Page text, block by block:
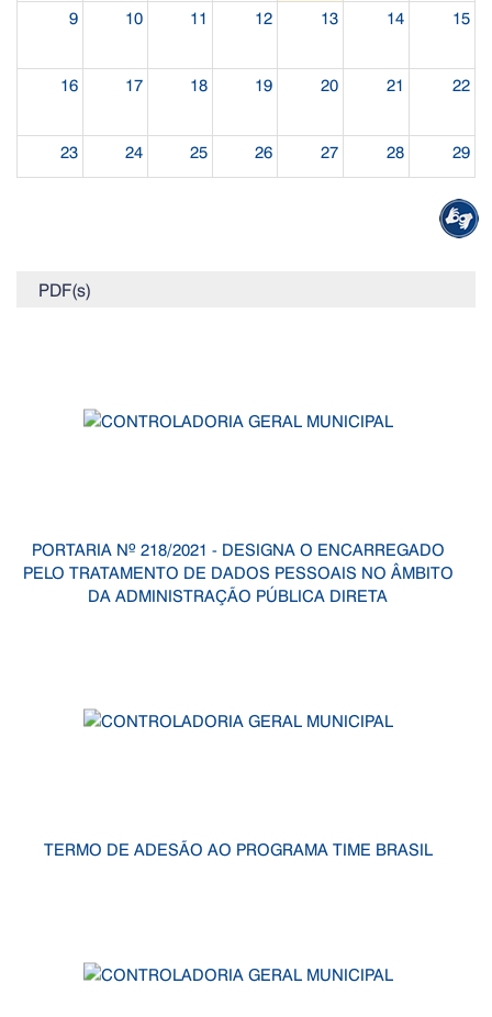
9 10 11 12 13 14 15
16 17 18 19 20 21 22
23 24 25 26 27 28 29
5
PDF(s)
PORTARIA Nº 218/2021 - DESIGNA O ENCARREGADO
PELO TRATAMENTO DE DADOS PESSOAIS NO ÂMBITO
DA ADMINISTRAÇÃO PÚBLICA DIRETA
TERMO DE ADESÃO AO PROGRAMA TIME BRASIL